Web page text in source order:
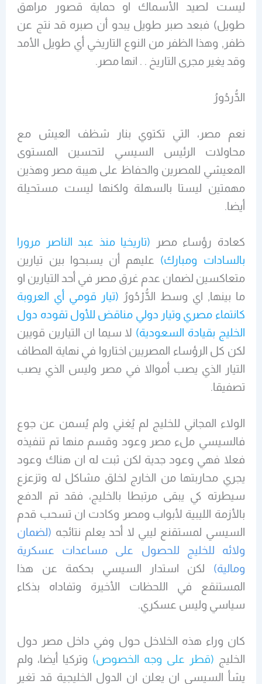
ليست لصيد الأسماك او حماية قصور مراهق
طويل) فبعد صبر طويل يبدو أن صبره قد نتج عن
ظفر, وهذا الظفر من النوع التاريخي أي طويل الأمد
وقد يغير مجرى التاريخ . . انها مصر.
الدُّردُورُ
نعم مصر، التي تكتوي بنار شظف العيش مع
محاولات الرئيس السيسي لتحسين المستوى
المعيشي للمصرين والحفاظ على هيبة مصر وهذين
مهمتين ليستا بالسهلة ولكنها ليست مستحيلة
أيضا.
كعادة رؤساء مصر (تاريخيا منذ عبد الناصر مرورا
بالسادات ومبارك) عليهم أن يسبحوا بين تيارين
متعاكسين لضمان عدم غرق مصر في أحد التيارين او
ما بينها, اي وسط الدُّرْدُورُ (تيار قومي أي العروبة
كانتماء مصري وتيار دولي مناقض للأول تقوده دول
الخليج بقيادة السعودية) لا سيما ان التيارين قويين
لكن كل الرؤساء المصريين اختاروا في نهاية المطاف
التيار الذي يصب أموالا في مصر وليس الذي يصب
تصفيقا.
الولاء المجاني للخليج لم يُغني ولم يُسمن عن جوع
فالسيسي ملء مصر وعود وقسم منها تم تنفيذه
فعلا فهي وعود جدية لكن ثبت له ان هناك وعود
يجري محاربتها من الخارج لخلق مشاكل له وتزعزع
سيطرته كي يبقى مرتبطا بالخليج، فقد تم الدفع
بالأزمة الليبية لأبواب ومصر وكادت ان تسحب قدم
السيسي لمستقنع ليبي لا أحد يعلم نتائجه (لضمان
ولائه للخليج للحصول على مساعدات عسكرية
ومالية) لكن استدار السيسي بحكمة عن هذا
المستنقع في اللحظات الأخيرة وتفاداه بذكاء
سياسي وليس عسكري.
كان وراء هذه الخلاخل حول وفي داخل مصر دول
الخليج (قطر على وجه الخصوص) وتركيا أيضا، ولم
يشأ السيسي ان يعلن ان الدول الخليجية قد تغير